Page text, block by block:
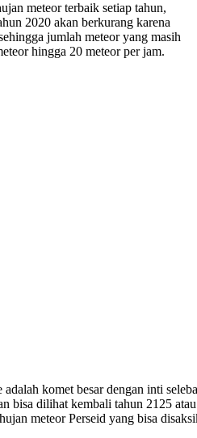
meteor terbaik setiap tahun,
2020 akan berkurang karena
jumlah meteor yang masih
hingga 20 meteor per jam.
komet besar dengan inti
bisa dilihat kembali tahun 2125
meteor Perseid yang bisa